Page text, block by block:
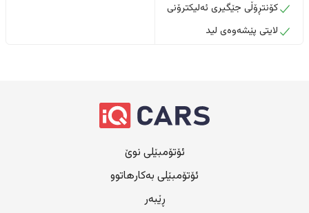
کۆنتڕۆڵی جێگیری ئەلیکترۆنی
لایتی پێشەوەی لید
ئۆتۆمبێلی نوێ
ئۆتۆمبێلی بەکارهاتوو
ڕێبەر